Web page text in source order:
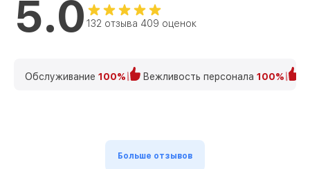
5.0 132 отзыва 409 оценок
Обслуживание 100% Вежливость персонала 100%
Больше отзывов